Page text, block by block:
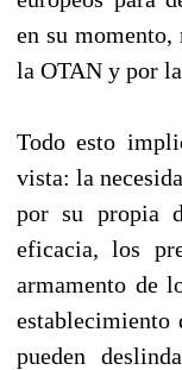
en su
la OTAN y por
Todo esto
vista: la
por su propia
eficacia, los
armamento de
establecimiento
pueden